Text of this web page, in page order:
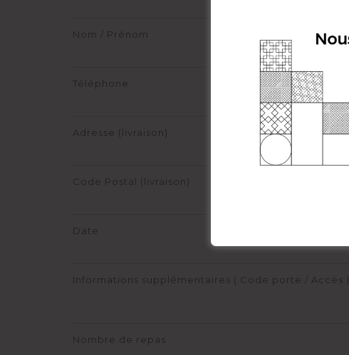
Nom / Prénom
Téléphone
Adresse (livraison)
Code Postal (livraison)
Date
Informations supplémentaires ( Code porte / Accès )
Nombre de repas